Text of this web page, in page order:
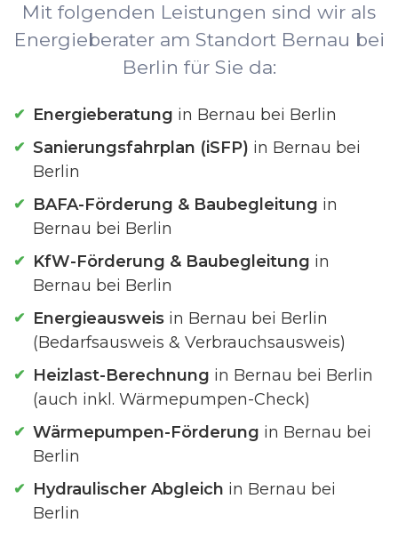
Mit folgenden Leistungen sind wir als
Energieberater am Standort Bernau bei
Berlin für Sie da:
Energieberatung in Bernau bei Berlin
Sanierungsfahrplan (iSFP) in Bernau bei
Berlin
BAFA-Förderung & Baubegleitung in
Bernau bei Berlin
KfW-Förderung & Baubegleitung in
Bernau bei Berlin
Energieausweis in Bernau bei Berlin
(Bedarfsausweis & Verbrauchsausweis)
Heizlast-Berechnung in Bernau bei Berlin
(auch inkl. Wärmepumpen-Check)
Wärmepumpen-Förderung in Bernau bei
Berlin
Hydraulischer Abgleich in Bernau bei
Berlin